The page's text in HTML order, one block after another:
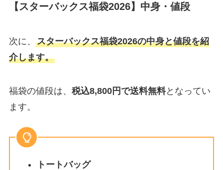
【スターバックス福袋2026】中身・値段
次に、 スターバックス福袋2026の中身と値段を紹
介します。
福袋の値段は、 税込8,800円で送料無料となってい
ます。
トートバッグ